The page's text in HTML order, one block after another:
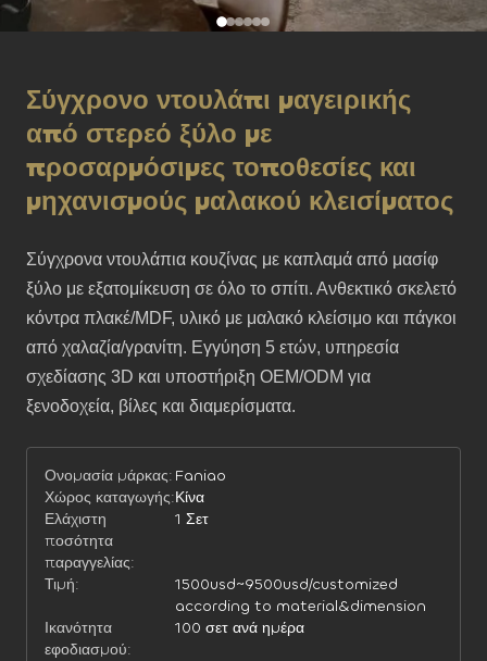
Σύγχρονο ντουλάπι μαγειρικής
από στερεό ξύλο με
προσαρμόσιμες τοποθεσίες και
μηχανισμούς μαλακού κλεισίματος
Σύγχρονα ντουλάπια κουζίνας με καπλαμά από μασίφ
ξύλο με εξατομίκευση σε όλο το σπίτι. Ανθεκτικό σκελετό
κόντρα πλακέ/MDF, υλικό με μαλακό κλείσιμο και πάγκοι
από χαλαζία/γρανίτη. Εγγύηση 5 ετών, υπηρεσία
σχεδίασης 3D και υποστήριξη OEM/ODM για
ξενοδοχεία, βίλες και διαμερίσματα.
Ονομασία μάρκας: Faniao
Χώρος καταγωγής:Κίνα
Ελάχιστη
ποσότητα
παραγγελίας:
1 Σετ
Τιμή:
1500usd~9500usd/customized
according to material&dimension
Ικανότητα
εφοδιασμού:
100 σετ ανά ημέρα